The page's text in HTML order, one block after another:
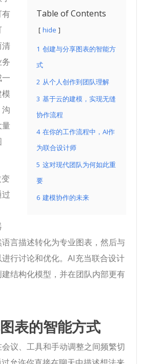
Table of Contents
hide
1 创建与分享图表的智能方
式
2 从个人创作到团队理解
3 基于云的建模，实现无缝
协作流程
4 在你的工作流程中，AI作
为联合设计师
5 这对现代团队为何如此重
要
6 建模协作的未来
有
清
量
言描述转化为专业图表，然后与
行讨论和优化。AI充当联合设计
结构化模型，并在团队内部更有
表的智能方式
议、工具和手动调整之间频繁切